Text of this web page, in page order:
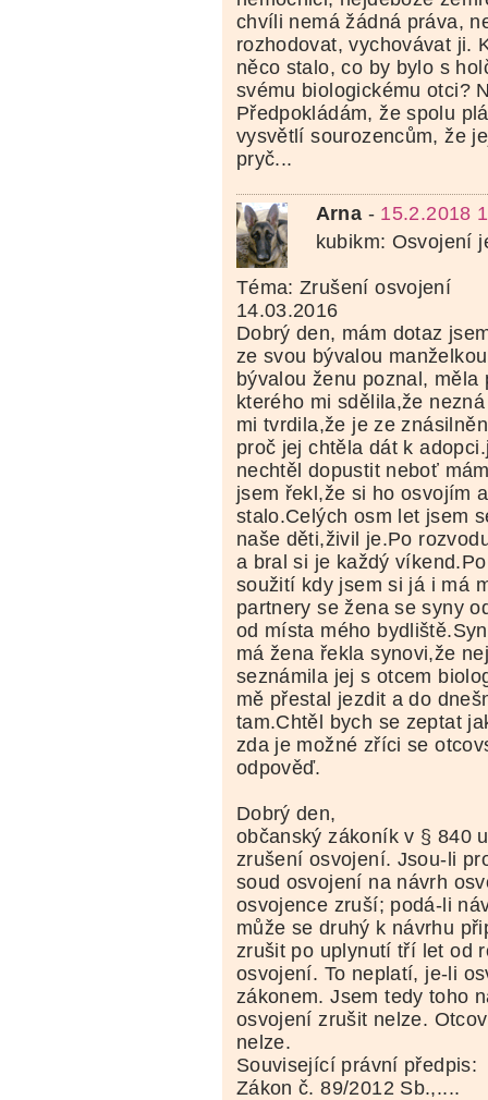
chvíli nemá žádná práva,
rozhodovat, vychovávat ji.
něco stalo, co by bylo s
svému biologickému otci?
Předpokládám, že spolu
vysvětlí sourozencům, že
pryč...
Arna - 15.2.2018
kubikm: Osvojení
Téma: Zrušení osvojení
14.03.2016
Dobrý den, mám dotaz
ze svou bývalou
bývalou ženu poznal, měla
kterého mi sdělila,že
mi tvrdila,že je ze
proč jej chtěla dát k
nechtěl dopustit neboť
jsem řekl,že si ho osvojím
stalo.Celých osm let jsem
naše děti,živil je.Po
a bral si je každý
soužití kdy jsem si já i má
partnery se žena se syny
od místa mého
má žena řekla synovi,že
seznámila jej s otcem
mě přestal jezdit a do
tam.Chtěl bych se zeptat
zda je možné zříci se
odpověď.
Dobrý den,
občanský zákoník v § 840
zrušení osvojení. Jsou-li
soud osvojení na návrh
osvojence zruší; podá-li
může se druhý k návrhu
zrušit po uplynutí tří let od
osvojení. To neplatí, je-li
zákonem. Jsem tedy toho
osvojení zrušit nelze.
nelze.
Související právní předpis:
Zákon č. 89/2012 Sb.,....